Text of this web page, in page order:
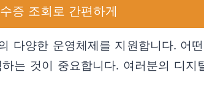
증 조회로 간편하게
다양한 운영체제를 지원합니다.
는 것이 중요합니다. 여러분의 디